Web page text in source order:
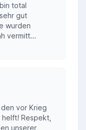
total
gut
wurden
vermitt...
vor Krieg
Respekt,
unserer